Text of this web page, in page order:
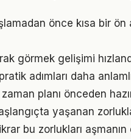
önce kısa bir
görmek gelişimi
adımları daha
planı önceden
yaşanan
bu zorlukları